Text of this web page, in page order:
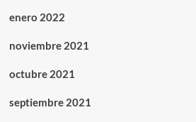
enero 2022
noviembre 2021
octubre 2021
septiembre 2021